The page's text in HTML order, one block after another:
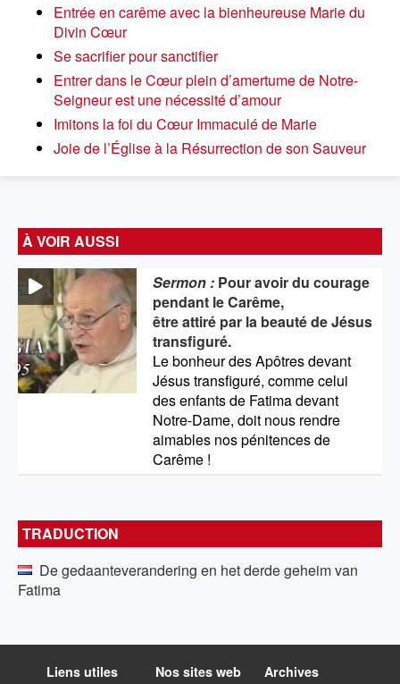
Entrée en carême avec la bienheureuse Marie du
Divin Cœur
Se sacrifier pour sanctifier
Entrer dans le Cœur plein d’amertume de Notre-
Seigneur est une nécessité d’amour
Imitons la foi du Cœur Immaculé de Marie
Joie de l’Église à la Résurrection de son Sauveur
À VOIR AUSSI
Sermon : Pour avoir du courage
pendant le Carême,
être attiré par la beauté de Jésus
transfiguré.
Le bonheur des Apôtres devant
Jésus transfiguré, comme celui
des enfants de Fatima devant
Notre-Dame, doit nous rendre
aimables nos pénitences de
Carême !
TRADUCTION
De gedaanteverandering en het derde geheim van
Fatima
Liens utiles Nos sites web Archives